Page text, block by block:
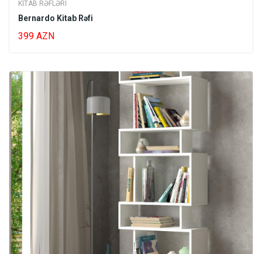
KITAB RƏFLƏRI
Bernardo Kitab Rəfi
399 AZN